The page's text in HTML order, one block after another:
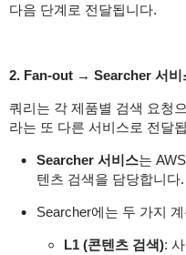
다음 단계로 전달됩니다.
2. Fan-out → Searcher 서비
쿼리는 각 제품별 검색 요청
라는 또 다른 서비스로 전달
Searcher 서비스는
텐츠 검색을 담당합니다.
Searcher에는 두 가지
L1 (콘텐츠 검색):